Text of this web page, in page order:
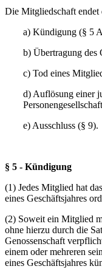
Die Mitgliedschaft endet
a) Kündigung (§ 5
b) Übertragung des
c) Tod eines
d) Auflösung einer
e) Ausschluss (§ 9).
§ 5 - Kündigung
(1) Jedes Mitglied hat
eines Geschäftsjahres
(2) Soweit ein Mitglied
ohne hierzu durch die
Genossenschaft
einem oder mehreren
eines Geschäftsjahres